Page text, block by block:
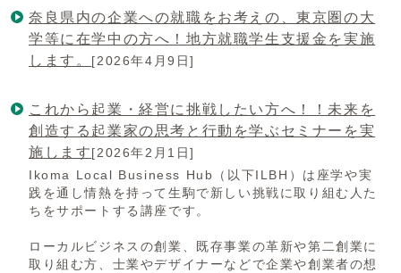
奈良県内の企業への就職をお考えの、東京圏の大
学等に在学中の方へ！地方就職学生支援金を実施
します。 [2026年4月9日]
これから起業・経営に挑戦したい方へ！！未来を
創造する起業家の思考と行動を学ぶセミナーを実
施します[2026年2月1日]
Ikoma Local Business Hub（以下ILBH）は座学や実
践を通し情熱を持って生駒で新しい挑戦に取り組む人た
ちをサポートする講座です。
ローカルビジネスの創業、既存事業の革新や第二創業に
取り組む方、士業やデザイナーなどで企業や創業者の想